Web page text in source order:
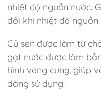
nhiệt độ nguồn nước.
đổi khi nhiệt độ
Củ sen được làm từ
gạt nước được làm
hình vòng cung, giúp
dàng sử dụng.